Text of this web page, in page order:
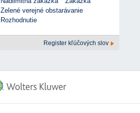
Zelené verejné obstarávanie
Rozhodnutie
Register kľúčových slov